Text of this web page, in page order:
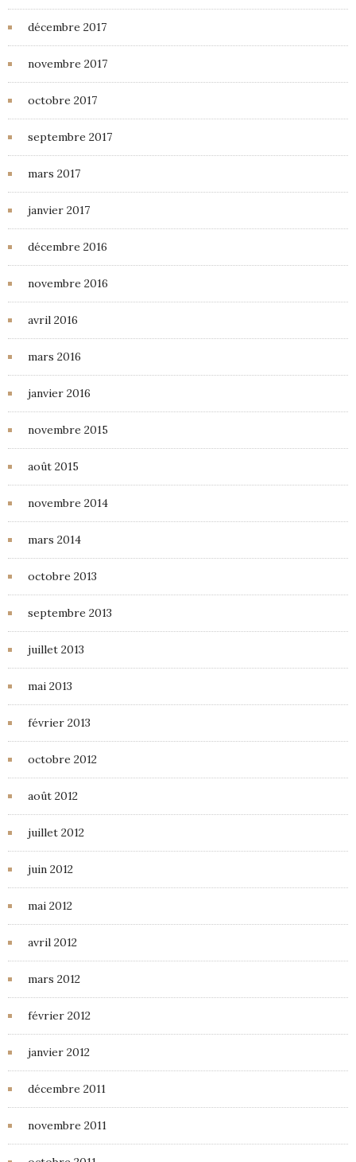
décembre 2017
novembre 2017
octobre 2017
septembre 2017
mars 2017
janvier 2017
décembre 2016
novembre 2016
avril 2016
mars 2016
janvier 2016
novembre 2015
août 2015
novembre 2014
mars 2014
octobre 2013
septembre 2013
juillet 2013
mai 2013
février 2013
octobre 2012
août 2012
juillet 2012
juin 2012
mai 2012
avril 2012
mars 2012
février 2012
janvier 2012
décembre 2011
novembre 2011